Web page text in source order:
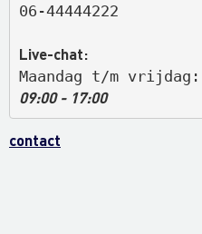
06-44444222
Live-chat:
Maandag t/m vrijdag:
09:00 - 17:00
contact